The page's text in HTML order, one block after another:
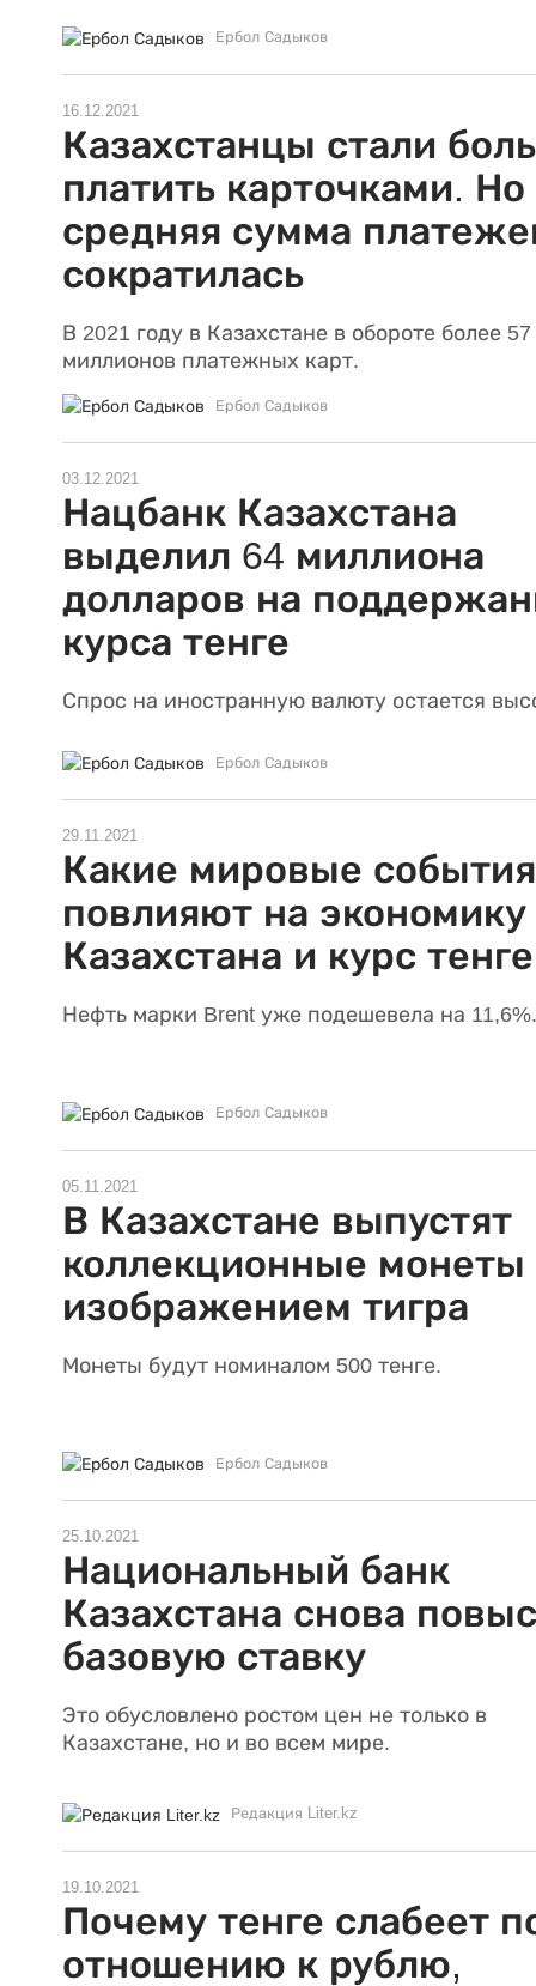
Ербол Садыков
16.12.2021
Казахстанцы стали
платить карточками. Но
средняя сумма
сократилась
В 2021 году в Казахстане в обороте более 57
миллионов платежных карт.
Ербол Садыков
03.12.2021
Нацбанк Казахстана
выделил 64 миллиона
долларов на
курса тенге
Спрос на иностранную валюту остается
Ербол Садыков
29.11.2021
Какие мировые события
повлияют на экономику
Казахстана и курс тенге
Нефть марки Brent уже подешевела на 11,6%.
Ербол Садыков
05.11.2021
В Казахстане выпустят
коллекционные монеты
изображением тигра
Монеты будут номиналом 500 тенге.
Ербол Садыков
25.10.2021
Национальный банк
Казахстана снова
базовую ставку
Это обусловлено ростом цен не только в
Казахстане, но и во всем мире.
Редакция Liter.kz
19.10.2021
Почему тенге слабеет
отношению к рублю,